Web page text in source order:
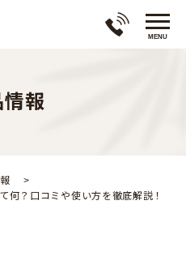
情報
何？口コミや使い方を徹底解説！